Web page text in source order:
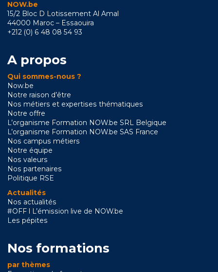
NOW.be
15/2 Bloc D Lotissement Al Amal
44000 Maroc – Essaouira
+212 (0) 6 48 08 54 93
A propos
Qui sommes-nous ?
Now.be
Notre raison d’être
Nos métiers et expertises thématiques
Notre offre
L’organisme Formation NOW.be SRL Belgique
L’organisme Formation NOW.be SAS France
Nos campus métiers
Notre équipe
Nos valeurs
Nos partenaires
Politique RSE
Actualités
Nos actualités
#OFF l L’émission live de NOW.be
Les pépites
Nos formations
par thèmes